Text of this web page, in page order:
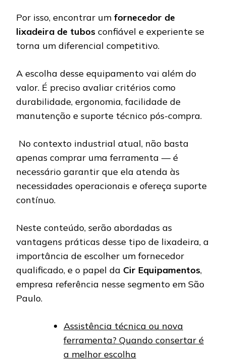
Por isso, encontrar um fornecedor de
lixadeira de tubos confiável e experiente se
torna um diferencial competitivo.
A escolha desse equipamento vai além do
valor. É preciso avaliar critérios como
durabilidade, ergonomia, facilidade de
manutenção e suporte técnico pós-compra.
No contexto industrial atual, não basta
apenas comprar uma ferramenta — é
necessário garantir que ela atenda às
necessidades operacionais e ofereça suporte
contínuo.
Neste conteúdo, serão abordadas as
vantagens práticas desse tipo de lixadeira, a
importância de escolher um fornecedor
qualificado, e o papel da Cir Equipamentos,
empresa referência nesse segmento em São
Paulo.
Assistência técnica ou nova
ferramenta? Quando consertar é
a melhor escolha